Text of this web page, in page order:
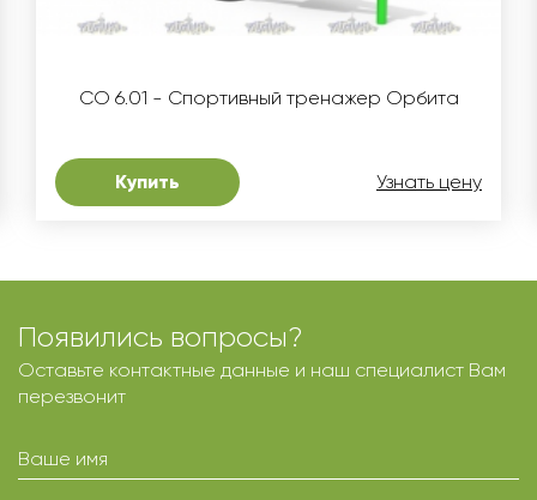
СО 6.01 - Спортивный тренажер Орбита
Купить Узнать цену
Появились вопросы?
Оставьте контактные данные и наш специалист Вам
перезвонит
Ваше имя